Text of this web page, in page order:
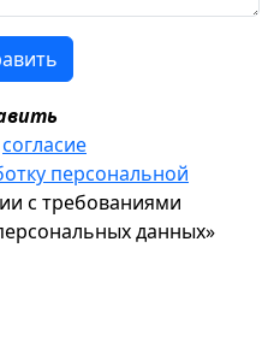
согласие
персональной
с требованиями
данных»